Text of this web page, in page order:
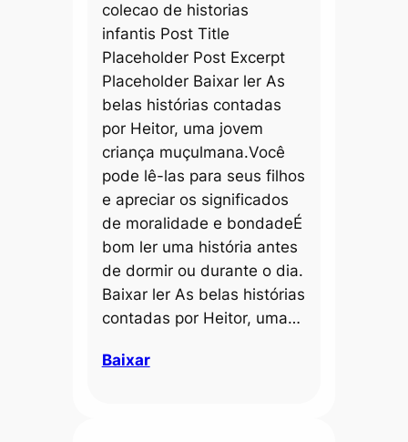
colecao de historias
infantis Post Title
Placeholder Post Excerpt
Placeholder Baixar ler As
belas histórias contadas
por Heitor, uma jovem
criança muçulmana.Você
pode lê-las para seus filhos
e apreciar os significados
de moralidade e bondadeÉ
bom ler uma história antes
de dormir ou durante o dia.
Baixar ler As belas histórias
contadas por Heitor, uma…
Baixar